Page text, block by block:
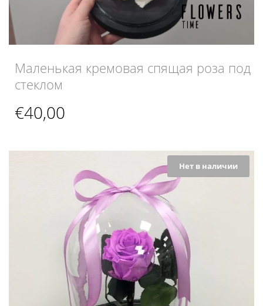
Маленькая кремовая спящая роза под
стеклом
€40,00
Нет в наличии